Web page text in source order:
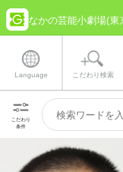
なかの芸能小劇場(
Language こだわり検索
こだわり
条件